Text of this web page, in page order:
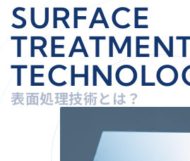
ABOUT
私たちに
5分で分か
サステナビ
CHANGING
表面処理
価値創造
SURFACE
TREATMEN
TECHNOLO
表面処理技術とは？